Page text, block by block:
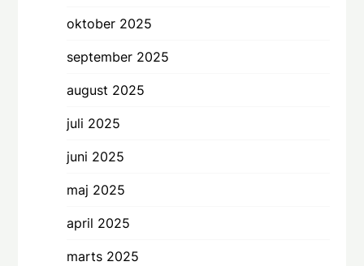
oktober 2025
september 2025
august 2025
juli 2025
juni 2025
maj 2025
april 2025
marts 2025